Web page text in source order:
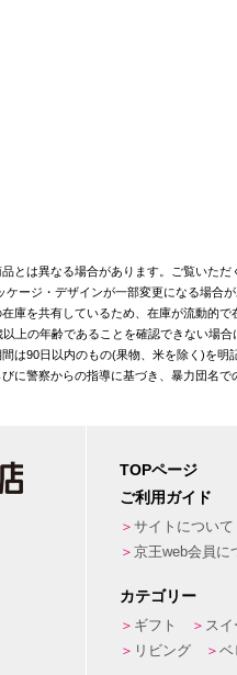
とは異なる場合があります。ご覧いた
ケージ・デザインが一部変更になる場合が
庫を共有しているため、在庫が流動的
上の年齢であることを確認できない場合
は90日以内のもの(果物、米を除く)を明
に警察からの指導に基づき、暴力団名
TOPページ
ご利用ガイド
サイトについて
京王web会員に
カテゴリー
ギフト スイ
リビング
ベ